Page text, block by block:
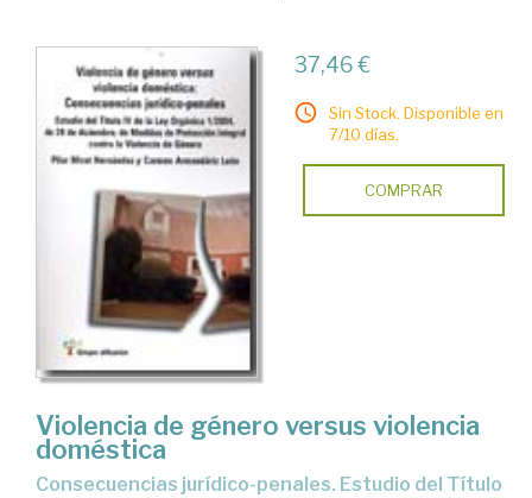
37,46 €
Sin Stock. Disponible en
7/10 días.
COMPRAR
Violencia de género versus violencia
doméstica
consecuencias jurídico-penales. Estudio del Título